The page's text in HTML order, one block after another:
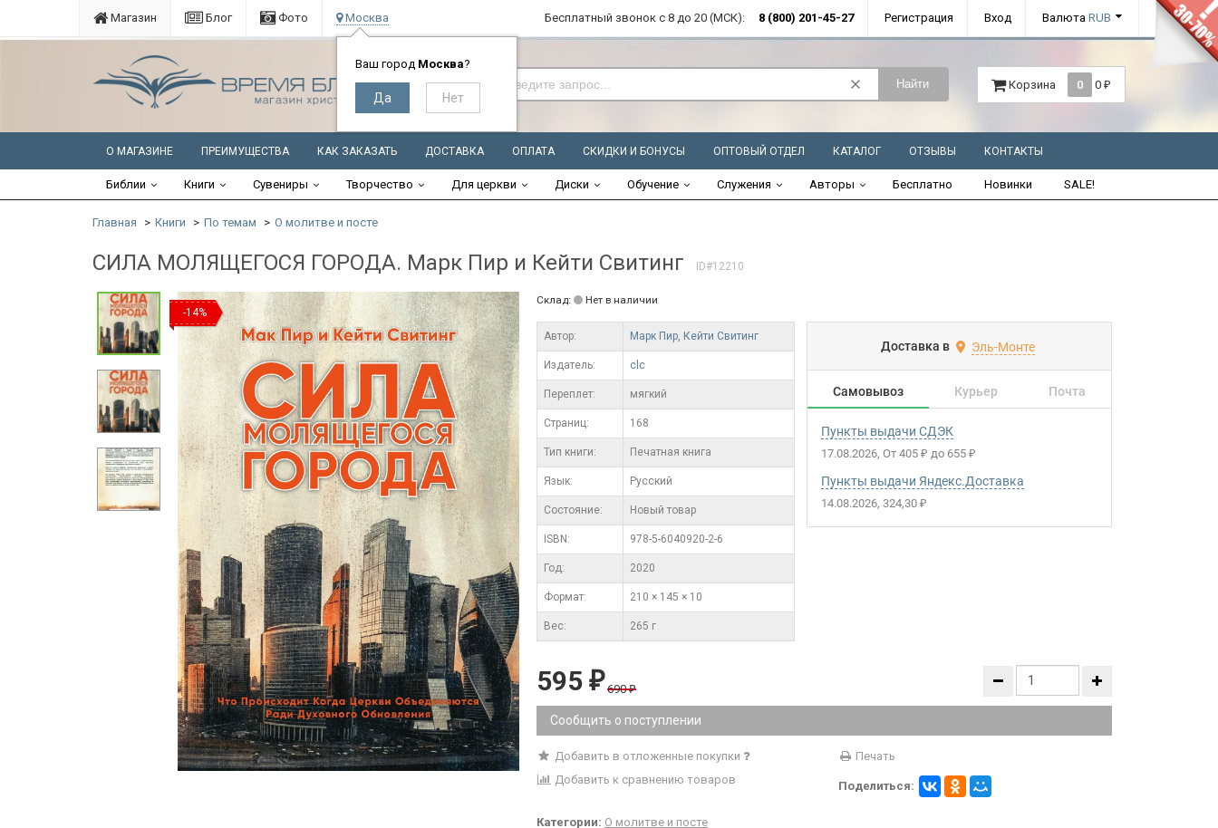
Магазин Блог Фото Москва
Ваш город Москва?
Бесплатный звонок с 8 до 20 (МСК): 8 (800) 201-45-27 Регистрация Вход Валюта RUB
Найти Корзина 0 0 ₽
О МАГАЗИНЕ ПРЕИМУЩЕСТВА КАК ЗАКАЗАТЬ ДОСТАВКА ОПЛАТА СКИДКИ И БОНУСЫ ОПТОВЫЙ ОТДЕЛ КАТАЛОГ ОТЗЫВЫ КОНТАКТЫ
Библии Книги Сувениры Творчество Для церкви Диски Обучение Служения Авторы Бесплатно Новинки SALE!
Главная Книги По темам О молитве и посте
СИЛА МОЛЯЩЕГОСЯ ГОРОДА. Марк Пир и Кейти Свитинг ID#12210
-14%
Склад: Нет в наличии
Автор: Марк Пир, Кейти Свитинг
Издатель: clc
Переплет: мягкий
Cтраниц: 168
Тип книги: Печатная книга
Язык: Русский
Состояние: Новый товар
ISBN: 978-5-6040920-2-6
Год: 2020
Формат: 210 × 145 × 10
Вес: 265 г
Доставка в Эль-Монте
Самовывоз Курьер Почта
Пункты выдачи СДЭК
17.08.2026 От 405₽ до 655₽
Пункты выдачи Яндекс.Доставка
14.08.2026 324,30₽
595 ₽ 690₽
Сообщить о поступлении
Добавить в отложенные покупки
Печать
Добавить к сравнению товаров
Поделиться:
Категории: О молитве и посте